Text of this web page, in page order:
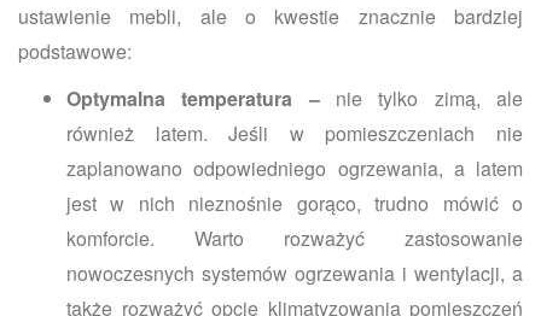
ustawienie mebli, ale o kwestie znacznie bardziej
podstawowe:
Optymalna temperatura – nie tylko zimą, ale
również latem. Jeśli w pomieszczeniach nie
zaplanowano odpowiedniego ogrzewania, a latem
jest w nich nieznośnie gorąco, trudno mówić o
komforcie. Warto rozważyć zastosowanie
nowoczesnych systemów ogrzewania i wentylacji, a
także rozważyć opcję klimatyzowania pomieszczeń